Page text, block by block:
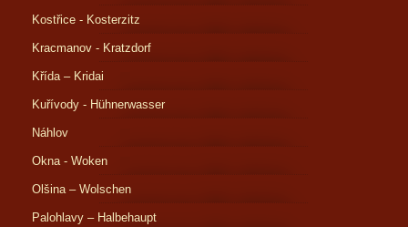
Kostřice - Kosterzitz
Kracmanov - Kratzdorf
Křída – Kridai
Kuřívody - Hühnerwasser
Náhlov
Okna - Woken
Olšina – Wolschen
Palohlavy – Halbehaupt